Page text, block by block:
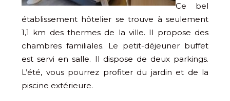
Ce bel
établissement hôtelier se trouve à seulement
1,1 km des thermes de la ville. Il propose des
chambres familiales. Le petit-déjeuner buffet
est servi en salle. Il dispose de deux parkings.
L’été, vous pourrez profiter du jardin et de la
piscine extérieure.